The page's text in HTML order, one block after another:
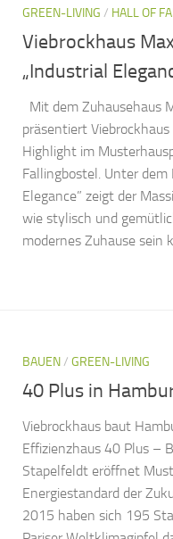
GREEN-LIVING / HALL OF
Viebrockhaus
„Industrial
Mit dem Zuhausehaus
präsentiert
Highlight im
Fallingbostel. Unter dem
Elegance” zeigt der
wie stylisch und
modernes Zuhause sein
BAUEN/ GREEN-LIVING
40 Plus in
Viebrockhaus baut
Effizienzhaus 40 Plus –
Stapelfeldt eröffnet
Energiestandard der
2015 haben sich 195